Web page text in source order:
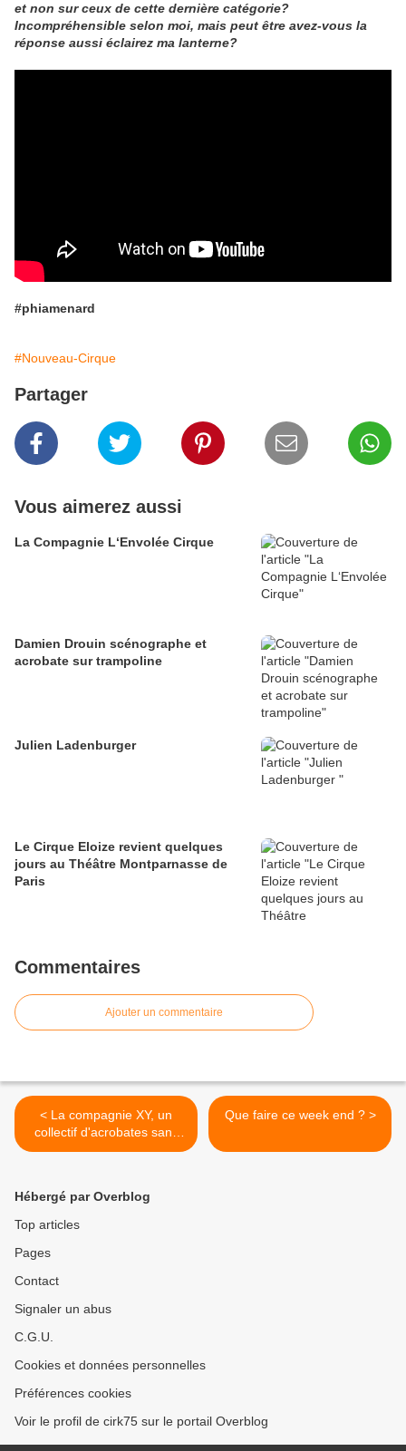
et non sur ceux de cette dernière catégorie?
Incompréhensible selon moi, mais peut être avez-vous la
réponse aussi éclairez ma lanterne?
#phiamenard
#Nouveau-Cirque
Partager
Vous aimerez aussi
La Compagnie L‘Envolée Cirque
Damien Drouin scénographe et
acrobate sur trampoline
Julien Ladenburger
Le Cirque Eloize revient quelques
jours au Théâtre Montparnasse de
Paris
Commentaires
Ajouter un commentaire
< La compagnie XY, un
collectif d'acrobates sans
filet
Que faire ce week end ? >
Hébergé par Overblog
Top articles
Pages
Contact
Signaler un abus
C.G.U.
Cookies et données personnelles
Préférences cookies
Voir le profil de cirk75 sur le portail Overblog